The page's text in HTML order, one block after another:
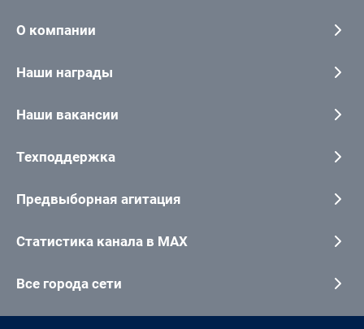
О компании
Наши награды
Наши вакансии
Техподдержка
Предвыборная агитация
Статистика канала в MAX
Все города сети